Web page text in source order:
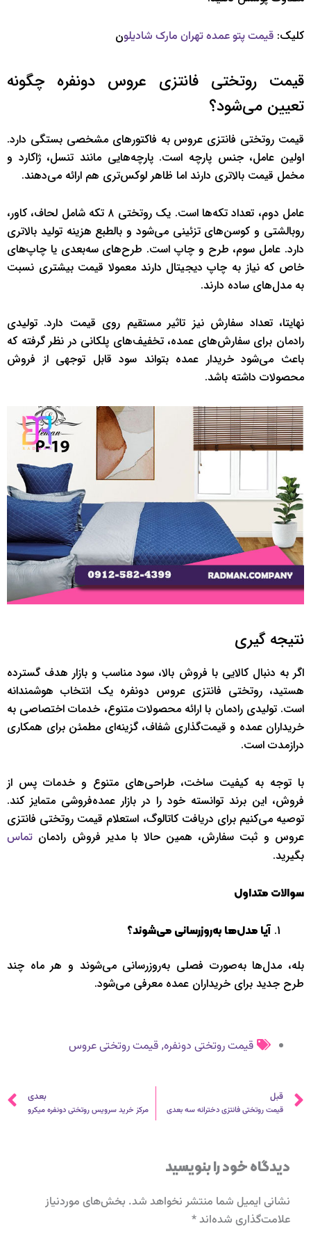
کلیک: قیمت پتو عمده تهران مارک شادیلون
قیمت روتختی فانتزی عروس دونفره چگونه
تعیین می‌شود؟
قیمت روتختی فانتزی عروس به فاکتورهای مشخصی بستگی دارد.
اولین عامل، جنس پارچه است. پارچه‌هایی مانند تنسل، ژاکارد و
مخمل قیمت بالاتری دارند اما ظاهر لوکس‌تری هم ارائه می‌دهند.
عامل دوم، تعداد تکه‌ها است. یک روتختی ۸ تکه شامل لحاف، کاور،
روبالشتی و کوسن‌های تزئینی می‌شود و بالطبع هزینه تولید بالاتری
دارد. عامل سوم، طرح و چاپ است. طرح‌های سه‌بعدی یا چاپ‌های
خاص که نیاز به چاپ دیجیتال دارند معمولا قیمت بیشتری نسبت
به مدل‌های ساده دارند.
نهایتا، تعداد سفارش نیز تاثیر مستقیم روی قیمت دارد. تولیدی
رادمان برای سفارش‌های عمده، تخفیف‌های پلکانی در نظر گرفته که
باعث می‌شود خریدار عمده بتواند سود قابل توجهی از فروش
محصولات داشته باشد.
نتیجه ‌گیری
اگر به دنبال کالایی با فروش بالا، سود مناسب و بازار هدف گسترده
هستید، روتختی فانتزی عروس دونفره یک انتخاب هوشمندانه
است. تولیدی رادمان با ارائه محصولات متنوع، خدمات اختصاصی به
خریداران عمده و قیمت‌گذاری شفاف، گزینه‌ای مطمئن برای همکاری
درازمدت است.
با توجه به کیفیت ساخت، طراحی‌های متنوع و خدمات پس از
فروش، این برند توانسته خود را در بازار عمده‌فروشی متمایز کند.
توصیه می‌کنیم برای دریافت کاتالوگ، استعلام قیمت روتختی فانتزی
عروس و ثبت سفارش، همین حالا با مدیر فروش رادمان تماس
بگیرید.
سوالات متداول
آیا مدل‌ها به‌روزرسانی می‌شوند؟
بله، مدل‌ها به‌صورت فصلی به‌روزرسانی می‌شوند و هر ماه چند
طرح جدید برای خریداران عمده معرفی می‌شود.
قیمت روتختی دونفره, قیمت روتختی عروس
قبلی
قبل
قیمت روتختی فانتزی دخترانه سه بعدی
بعدی
مرکز خرید سرویس روتختی دونفره میکرو
دیدگاه‌ خود را بنویسید
نشانی ایمیل شما منتشر نخواهد شد. بخش‌های موردنیاز
علامت‌گذاری شده‌اند*